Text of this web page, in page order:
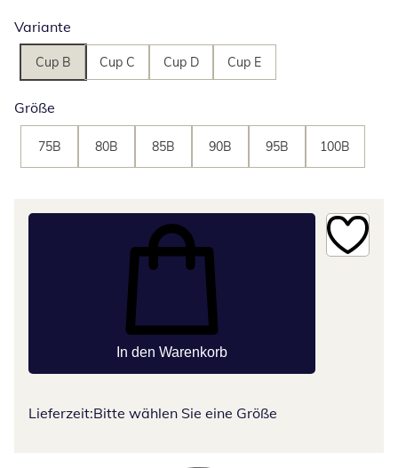
Variante
Cup B Cup C Cup D Cup E
Größe
75B 80B 85B 90B 95B 100B
In den Warenkorb
Lieferzeit:Bitte wählen Sie eine Größe